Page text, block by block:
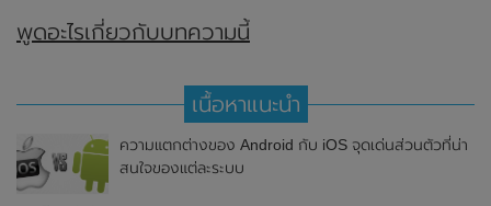
พูดอะไรเกี่ยวกับบทความนี้
เนื้อหาแนะนำ
ความแตกต่างของ Android กับ iOS จุดเด่นส่วนตัวที่น่า
สนใจของแต่ละระบบ